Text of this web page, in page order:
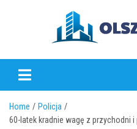
Home
Policja
60-latek kradnie wagę z przychodni